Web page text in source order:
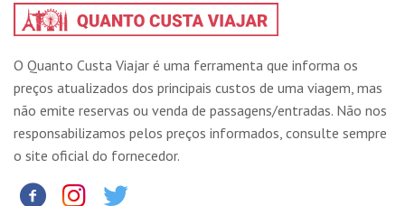
O Quanto Custa Viajar é uma ferramenta que informa os
preços atualizados dos principais custos de uma viagem, mas
não emite reservas ou venda de passagens/entradas. Não nos
responsabilizamos pelos preços informados, consulte sempre
o site oficial do fornecedor.